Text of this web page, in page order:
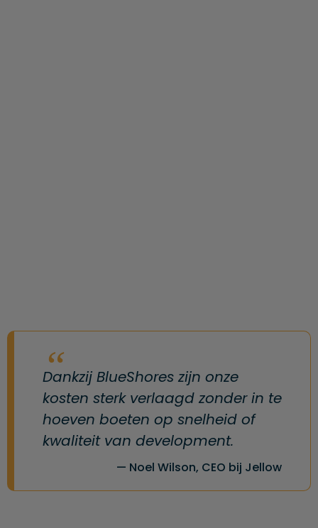
Dankzij BlueShores zijn onze
kosten sterk verlaagd zonder in te
hoeven boeten op snelheid of
kwaliteit van development.
Noel Wilson, CEO bij Jellow